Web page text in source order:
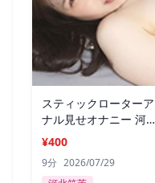
スティックローターア
ナル見せオナニー 河北
笑茉
¥400
9分 2026/07/29